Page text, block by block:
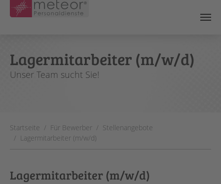
Lagermitarbeiter (m/w/d)
Unser Team sucht Sie!
Startseite Für Bewerber
Stellenangebote
Lagermitarbeiter (m/w/d)
Lagermitarbeiter (m/w/d)